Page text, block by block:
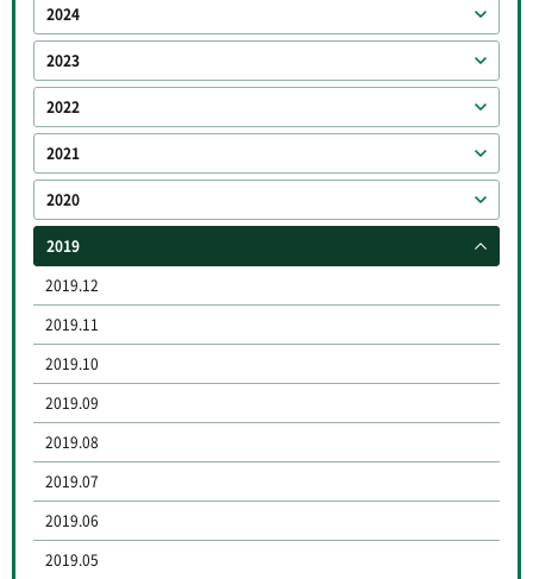
2024
2023
2022
2021
2020
2019
2019.12
2019.11
2019.10
2019.09
2019.08
2019.07
2019.06
2019.05